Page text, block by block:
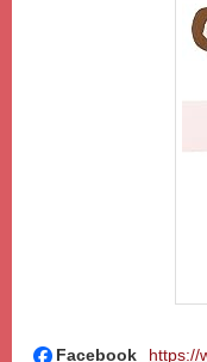
Facebook
https://